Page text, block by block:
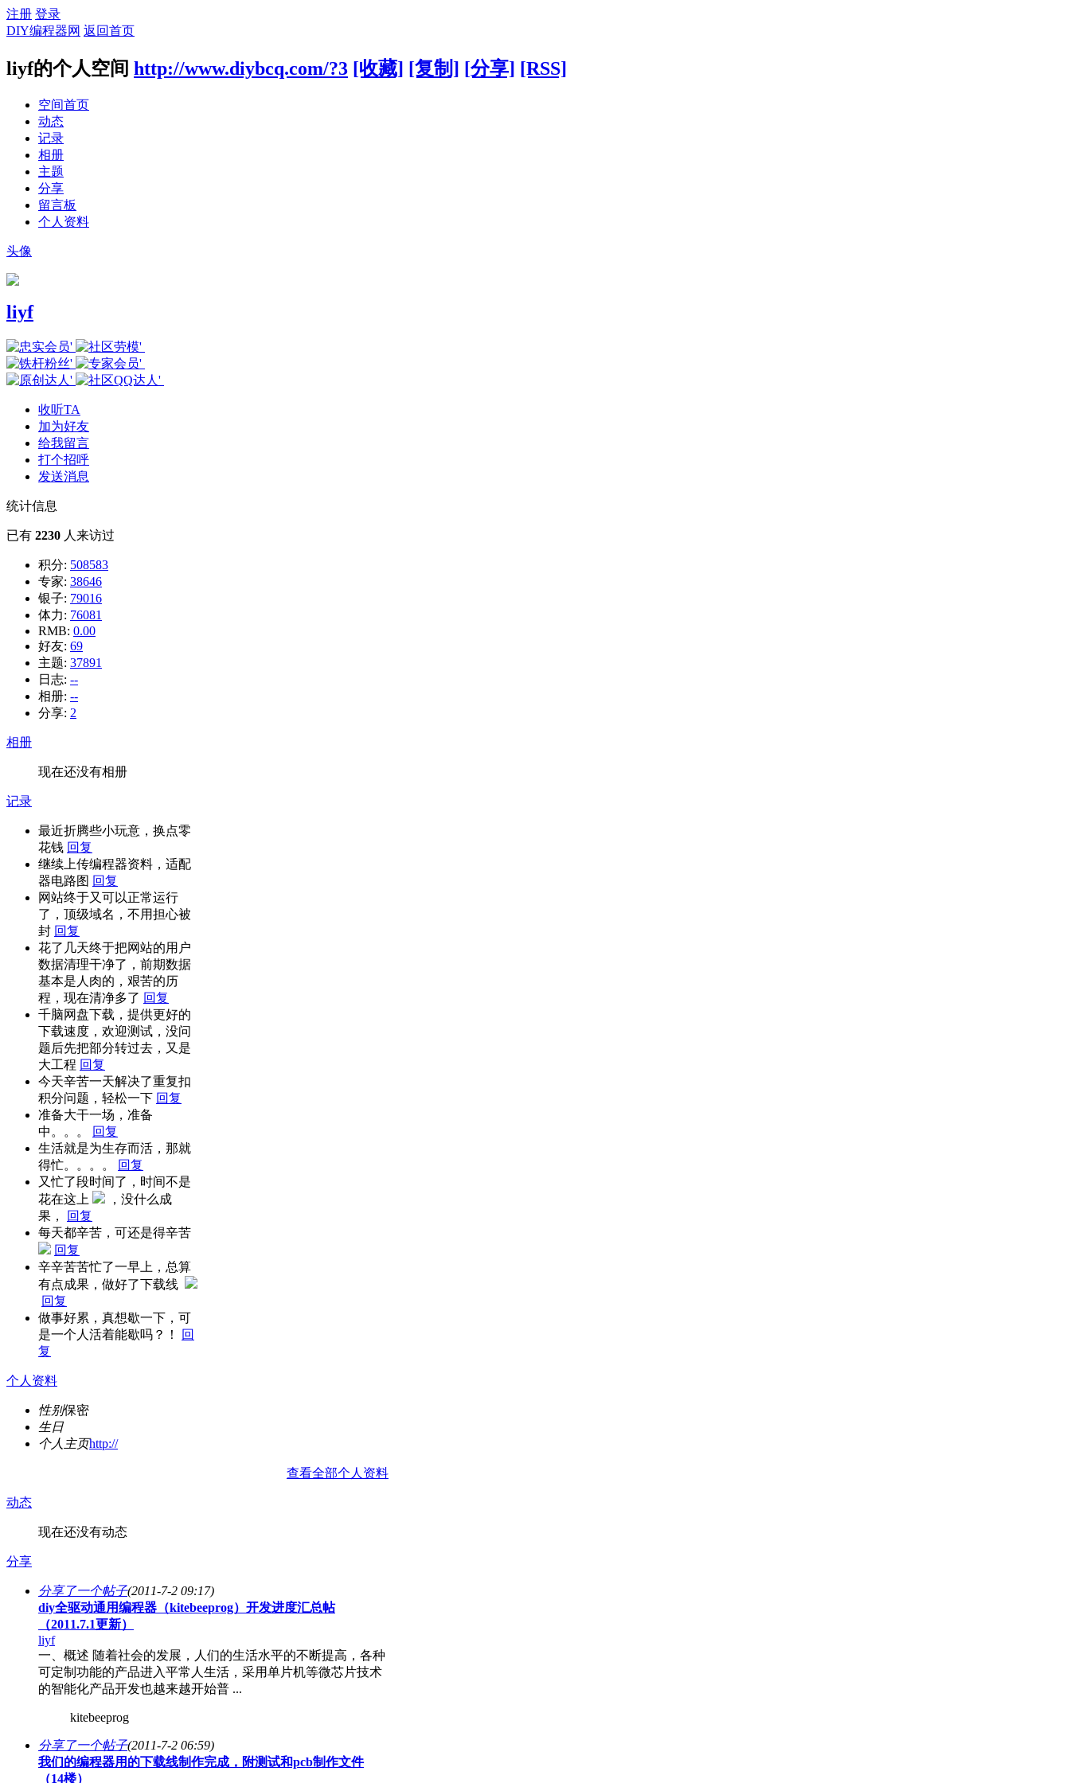
注册 登录
DIY编程器网 返回首页
liyf的个人空间 http://www.diybcq.com/?3 [收藏] [复制] [分享] [RSS]
空间首页
动态
记录
相册
主题
分享
留言板
个人资料
头像
liyf
收听TA
加为好友
给我留言
打个招呼
发送消息
统计信息
已有 2230 人来访过
积分: 508583
专家: 38646
银子: 79016
体力: 76081
RMB: 0.00
好友: 69
主题: 37891
日志: --
相册: --
分享: 2
相册
现在还没有相册
记录
最近折腾些小玩意，换点零
花钱 回复
继续上传编程器资料，适配
器电路图 回复
网站终于又可以正常运行
了，顶级域名，不用担心被
封 回复
花了几天终于把网站的用户
数据清理干净了，前期数据
基本是人肉的，艰苦的历
程，现在清净多了 回复
千脑网盘下载，提供更好的
下载速度，欢迎测试，没问
题后先把部分转过去，又是
大工程 回复
今天辛苦一天解决了重复扣
积分问题，轻松一下 回复
准备大干一场，准备
中。。。
回复
生活就是为生存而活，那就
得忙。。。。
回复
又忙了段时间了，时间不是
花在这上
，没什么成
果，
回复
每天都辛苦，可还是得辛苦
回复
辛辛苦苦忙了一早上，总算
有点成果，做好了下载线
回复
做事好累，真想歇一下，可
是一个人活着能歇吗？！
回
复
个人资料
性别保密
生日
个人主页http://
查看全部个人资料
动态
现在还没有动态
分享
分享了一个帖子(2011-7-2 09:17)
diy全驱动通用编程器（kitebeeprog）开发进度汇总帖
（2011.7.1更新）
liyf
一、概述 随着社会的发展，人们的生活水平的不断提高，各种
可定制功能的产品进入平常人生活，采用单片机等微芯片技术
的智能化产品开发也越来越开始普 ...
kitebeeprog
分享了一个帖子(2011-7-2 06:59)
我们的编程器用的下载线制作完成，附测试和pcb制作文件
（14楼）